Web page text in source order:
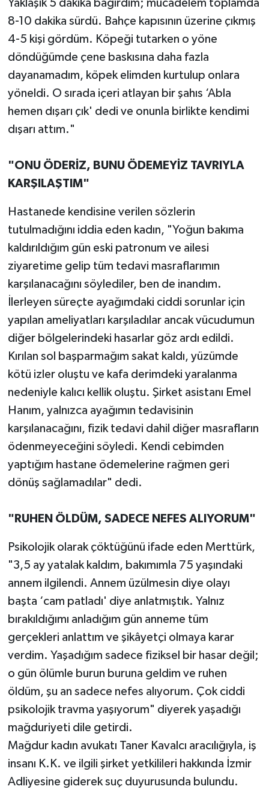
Yaklaşık 5 dakika bağırdım; mücadelem toplamda
8-10 dakika sürdü. Bahçe kapısının üzerine çıkmış
4-5 kişi gördüm. Köpeği tutarken o yöne
döndüğümde çene baskısına daha fazla
dayanamadım, köpek elimden kurtulup onlara
yöneldi. O sırada içeri atlayan bir şahıs ‘Abla
hemen dışarı çık' dedi ve onunla birlikte kendimi
dışarı attım."
"ONU ÖDERİZ, BUNU ÖDEMEYİZ TAVRIYLA
KARŞILAŞTIM"
Hastanede kendisine verilen sözlerin
tutulmadığını iddia eden kadın, "Yoğun bakıma
kaldırıldığım gün eski patronum ve ailesi
ziyaretime gelip tüm tedavi masraflarımın
karşılanacağını söylediler, ben de inandım.
İlerleyen süreçte ayağımdaki ciddi sorunlar için
yapılan ameliyatları karşıladılar ancak vücudumun
diğer bölgelerindeki hasarlar göz ardı edildi.
Kırılan sol başparmağım sakat kaldı, yüzümde
kötü izler oluştu ve kafa derimdeki yaralanma
nedeniyle kalıcı kellik oluştu. Şirket asistanı Emel
Hanım, yalnızca ayağımın tedavisinin
karşılanacağını, fizik tedavi dahil diğer masrafların
ödenmeyeceğini söyledi. Kendi cebimden
yaptığım hastane ödemelerine rağmen geri
dönüş sağlamadılar" dedi.
"RUHEN ÖLDÜM, SADECE NEFES ALIYORUM"
Psikolojik olarak çöktüğünü ifade eden Merttürk,
"3,5 ay yatalak kaldım, bakımımla 75 yaşındaki
annem ilgilendi. Annem üzülmesin diye olayı
başta ‘cam patladı' diye anlatmıştık. Yalnız
bırakıldığımı anladığım gün anneme tüm
gerçekleri anlattım ve şikâyetçi olmaya karar
verdim. Yaşadığım sadece fiziksel bir hasar değil;
o gün ölümle burun buruna geldim ve ruhen
öldüm, şu an sadece nefes alıyorum. Çok ciddi
psikolojik travma yaşıyorum" diyerek yaşadığı
mağduriyeti dile getirdi.
Mağdur kadın avukatı Taner Kavalcı aracılığıyla, iş
insanı K.K. ve ilgili şirket yetkilileri hakkında İzmir
Adliyesine giderek suç duyurusunda bulundu.